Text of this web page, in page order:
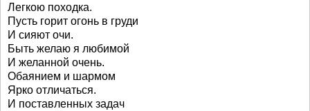
Легкою походка.
Пусть горит огонь в груди
И сияют очи.
Быть желаю я любимой
И желанной очень.
Обаянием и шармом
Ярко отличаться.
И поставленных задач